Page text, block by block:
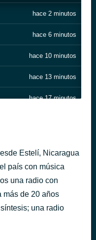
hace 2 minutos
hace 6 minutos
hace 10 minutos
hace 13 minutos
hace 17 minutos
hace 30 minutos
Estelí, Nicaragua
país con música
una radio con
más de 20 años
una radio